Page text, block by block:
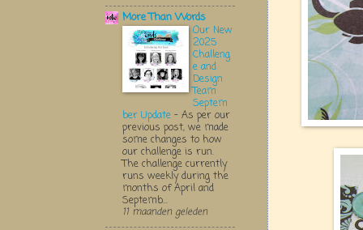
More Than Words
Our New
2025
Challeng
e and
Design
Team
Septem
ber Update - As per our
previous post, we made
some changes to how
our challenge is run.
The challenge currently
runs weekly during the
months of April and
Septemb...
11 maanden geleden